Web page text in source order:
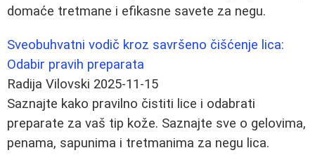
domaće tretmane i efikasne savete za negu.
Sveobuhvatni vodič kroz savršeno čišćenje lica:
Odabir pravih preparata
Radija Vilovski 2025-11-15
Saznajte kako pravilno čistiti lice i odabrati
preparate za vaš tip kože. Saznajte sve o gelovima,
penama, sapunima i tretmanima za negu lica.